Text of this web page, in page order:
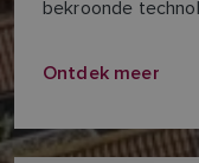
bekroonde
Ontdek meer